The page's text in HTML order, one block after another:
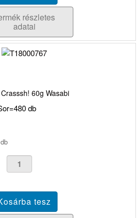
részletes
adatai
60g Wasabi
db